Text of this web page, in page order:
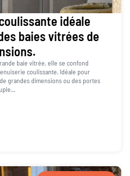
idéale
baies vitrées de
baie vitrée, elle se confond
coulissante. Idéale pour
grandes dimensions ou des portes